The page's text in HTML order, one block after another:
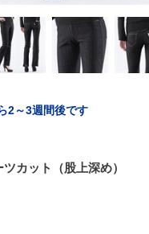
2～3週間後です
カット（股上深め）